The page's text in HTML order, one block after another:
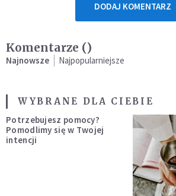
DODAJ KOMENTARZ
Komentarze ()
Najnowsze Najpopularniejsze
WYBRANE DLA CIEBIE
Potrzebujesz pomocy?
Pomodlimy się w Twojej
intencji